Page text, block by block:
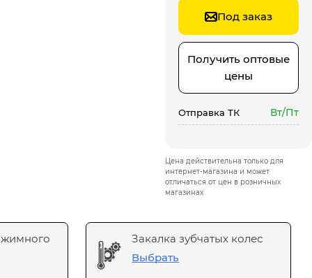
Под заказ
Получить оптовые
цены
Отправка ТК Вт/Пт
Цена действительна только для
интернет-магазина и может
отличаться от цен в розничных
магазинах
Закалка зубчатых колес
Выбрать